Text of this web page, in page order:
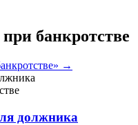
банкротстве
→
должника